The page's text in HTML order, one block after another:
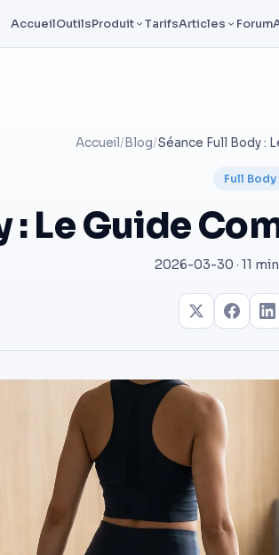
AccueilOutilsProduit TarifsArticles Forum
Accueil/ Blog/
Full Body
: Le Guide
2026-03-30 · 11